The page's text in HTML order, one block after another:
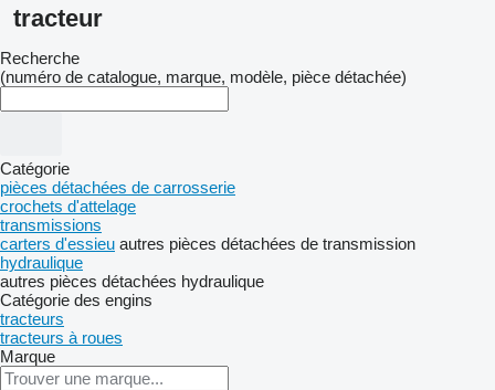
tracteur
Recherche
(numéro de catalogue, marque, modèle, pièce détachée)
Catégorie
pièces détachées de carrosserie
crochets d'attelage
transmissions
carters d'essieu autres pièces détachées de transmission
hydraulique
autres pièces détachées hydraulique
Catégorie des engins
tracteurs
tracteurs à roues
Marque